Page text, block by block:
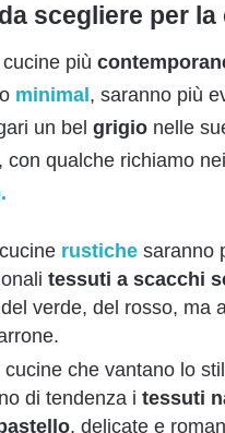
scegliere per la
più
minimal, saranno più
un bel grigio nelle
con qualche richiamo
rustiche saranno
tessuti a scacchi
verde, del rosso, ma
cucine che vantano lo
di tendenza i tessuti
, delicate e